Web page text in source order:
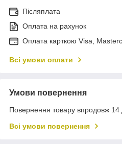
Післяплата
Оплата на рахунок
Оплата карткою Visa,
Всі умови оплати
Умови повернення
Повернення товару впродовж 14
Всі умови повернення